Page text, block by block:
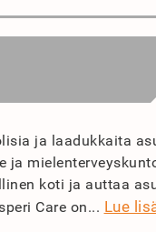
ja laadukkaita
ja
koti ja auttaa
Care on... Lue